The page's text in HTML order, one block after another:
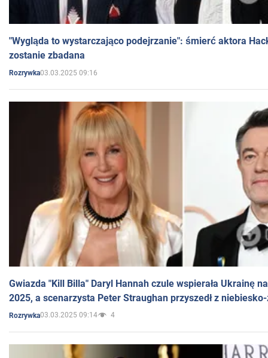
"Wygląda to wystarczająco podejrzanie": śmierć aktora
zostanie zbadana
Rozrywka03.03.2025 09:16
Gwiazda "Kill Billa" Daryl Hannah czule wspierała Ukrainę
2025, a scenarzysta Peter Straughan przyszedł z
Rozrywka03.03.2025 09:14 4